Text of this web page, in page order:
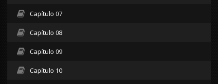
Capítulo 07
Capítulo 08
Capítulo 09
Capítulo 10